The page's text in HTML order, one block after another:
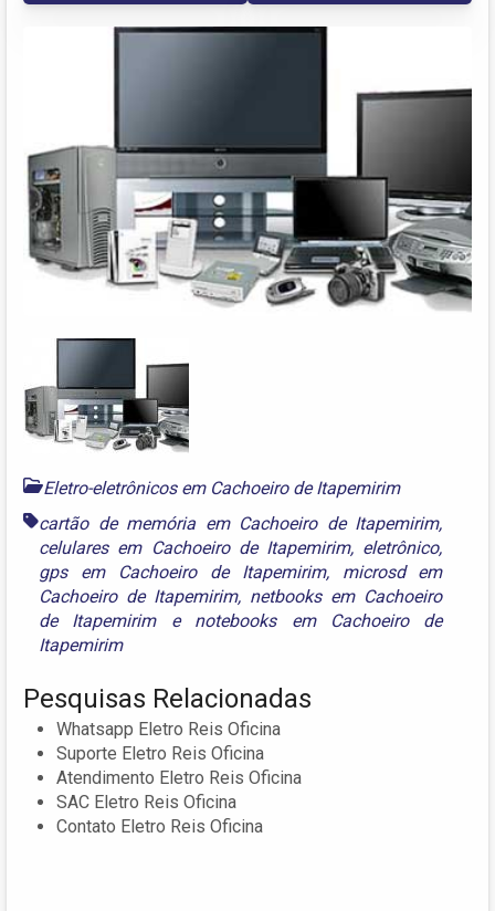
Eletro-eletrônicos em Cachoeiro de Itapemirim
cartão de memória em Cachoeiro de Itapemirim,
celulares em Cachoeiro de Itapemirim, eletrônico,
gps em Cachoeiro de Itapemirim, microsd em
Cachoeiro de Itapemirim, netbooks em Cachoeiro
de Itapemirime notebooks em Cachoeiro de
Itapemirim
Pesquisas Relacionadas
Whatsapp Eletro Reis Oficina
Suporte Eletro Reis Oficina
Atendimento Eletro Reis Oficina
SAC Eletro Reis Oficina
Contato Eletro Reis Oficina